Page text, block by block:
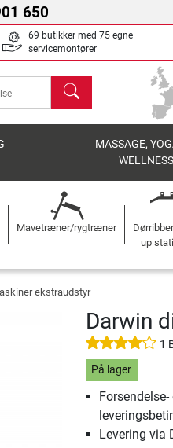
650
69 butikker med 75 egne
servicemontører
søg
MASSAGE,
Mavetræner/rygtræner
up
ekstraudstyr
Darwin
1
På lager
Forsendelse-
Levering via